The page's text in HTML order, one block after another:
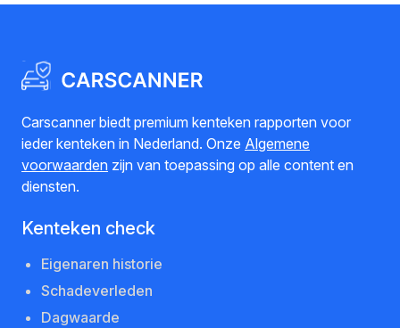
Carscanner biedt premium kenteken rapporten voor
ieder kenteken in Nederland. Onze Algemene
voorwaarden zijn van toepassing op alle content en
diensten.
Kenteken check
Eigenaren historie
Schadeverleden
Dagwaarde